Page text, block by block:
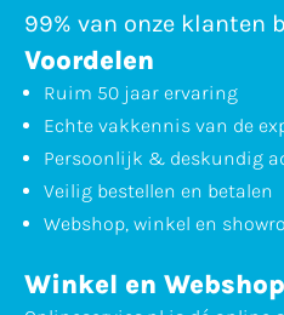
99% van onze klanten
Voordelen
Ruim 50 jaar ervaring
Echte vakkennis van de
Persoonlijk & deskundig
Veilig bestellen en betalen
Webshop, winkel en
Winkel en Webshop